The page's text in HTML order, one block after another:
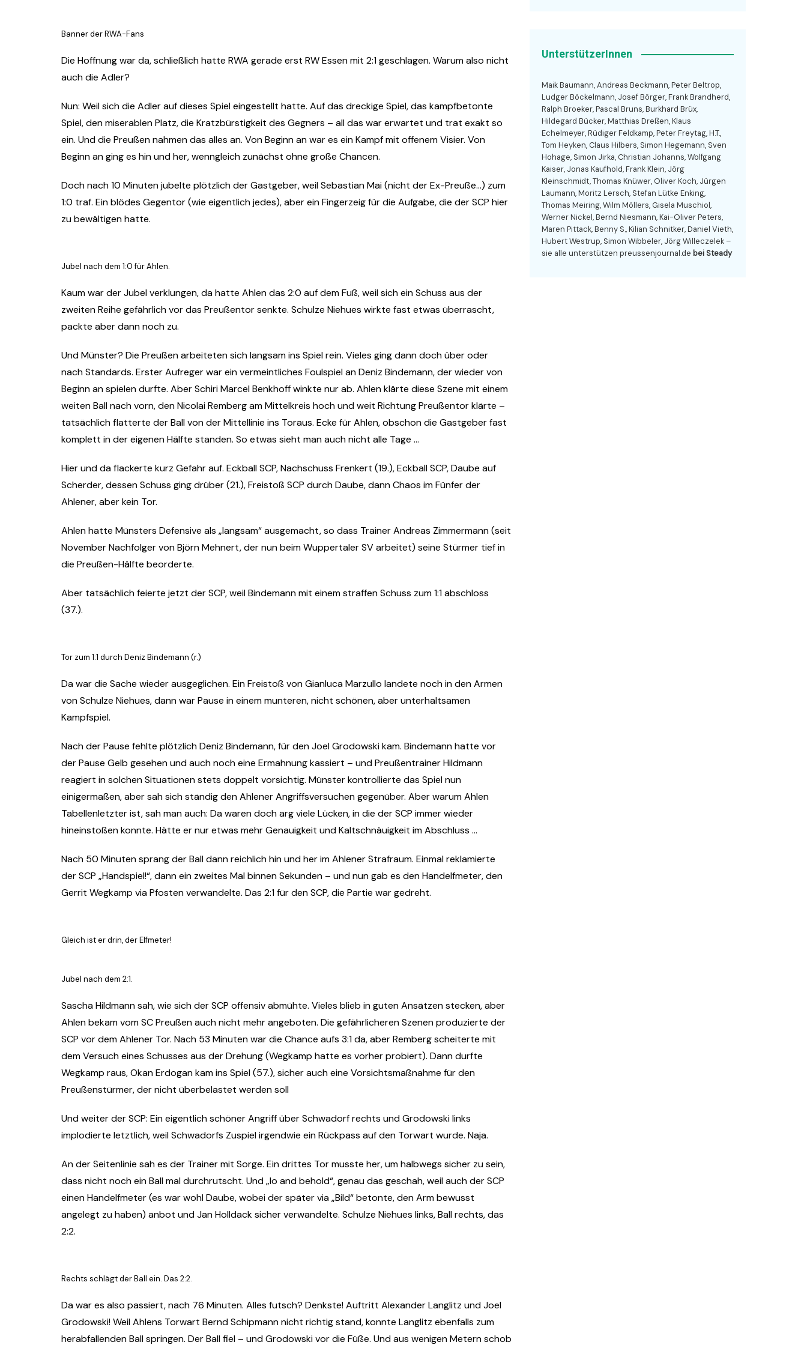
Banner der RWA-Fans
Die Hoffnung war da, schließlich hatte RWA gerade erst RW Essen mit 2:1 geschlagen. Warum also nicht
auch die Adler?
Nun: Weil sich die Adler auf dieses Spiel eingestellt hatte. Auf das dreckige Spiel, das kampfbetonte
Spiel, den miserablen Platz, die Kratzbürstigkeit des Gegners – all das war erwartet und trat exakt so
ein. Und die Preußen nahmen das alles an. Von Beginn an war es ein Kampf mit offenem Visier. Von
Beginn an ging es hin und her, wenngleich zunächst ohne große Chancen.
Doch nach 10 Minuten jubelte plötzlich der Gastgeber, weil Sebastian Mai (nicht der Ex-Preuße…) zum
1:0 traf. Ein blödes Gegentor (wie eigentlich jedes), aber ein Fingerzeig für die Aufgabe, die der SCP hier
zu bewältigen hatte.
Jubel nach dem 1:0 für Ahlen.
Kaum war der Jubel verklungen, da hatte Ahlen das 2:0 auf dem Fuß, weil sich ein Schuss aus der
zweiten Reihe gefährlich vor das Preußentor senkte. Schulze Niehues wirkte fast etwas überrascht,
packte aber dann noch zu.
Und Münster? Die Preußen arbeiteten sich langsam ins Spiel rein. Vieles ging dann doch über oder
nach Standards. Erster Aufreger war ein vermeintliches Foulspiel an Deniz Bindemann, der wieder von
Beginn an spielen durfte. Aber Schiri Marcel Benkhoff winkte nur ab. Ahlen klärte diese Szene mit einem
weiten Ball nach vorn, den Nicolai Remberg am Mittelkreis hoch und weit Richtung Preußentor klärte –
tatsächlich flatterte der Ball von der Mittellinie ins Toraus. Ecke für Ahlen, obschon die Gastgeber fast
komplett in der eigenen Hälfte standen. So etwas sieht man auch nicht alle Tage …
Hier und da flackerte kurz Gefahr auf. Eckball SCP, Nachschuss Frenkert (19.), Eckball SCP, Daube auf
Scherder, dessen Schuss ging drüber (21.), Freistoß SCP durch Daube, dann Chaos im Fünfer der
Ahlener, aber kein Tor.
Ahlen hatte Münsters Defensive als „langsam“ ausgemacht, so dass Trainer Andreas Zimmermann (seit
November Nachfolger von Björn Mehnert, der nun beim Wuppertaler SV arbeitet) seine Stürmer tief in
die Preußen-Hälfte beorderte.
Aber tatsächlich feierte jetzt der SCP, weil Bindemann mit einem straffen Schuss zum 1:1 abschloss
(37.).
Tor zum 1:1 durch Deniz Bindemann (r.)
Da war die Sache wieder ausgeglichen. Ein Freistoß von Gianluca Marzullo landete noch in den Armen
von Schulze Niehues, dann war Pause in einem munteren, nicht schönen, aber unterhaltsamen
Kampfspiel.
Nach der Pause fehlte plötzlich Deniz Bindemann, für den Joel Grodowski kam. Bindemann hatte vor
der Pause Gelb gesehen und auch noch eine Ermahnung kassiert – und Preußentrainer Hildmann
reagiert in solchen Situationen stets doppelt vorsichtig. Münster kontrollierte das Spiel nun
einigermaßen, aber sah sich ständig den Ahlener Angriffsversuchen gegenüber. Aber warum Ahlen
Tabellenletzter ist, sah man auch: Da waren doch arg viele Lücken, in die der SCP immer wieder
hineinstoßen konnte. Hätte er nur etwas mehr Genauigkeit und Kaltschnäuigkeit im Abschluss …
Nach 50 Minuten sprang der Ball dann reichlich hin und her im Ahlener Strafraum. Einmal reklamierte
der SCP „Handspiel!“, dann ein zweites Mal binnen Sekunden – und nun gab es den Handelfmeter, den
Gerrit Wegkamp via Pfosten verwandelte. Das 2:1 für den SCP, die Partie war gedreht.
Gleich ist er drin, der Elfmeter!
Jubel nach dem 2:1.
Sascha Hildmann sah, wie sich der SCP offensiv abmühte. Vieles blieb in guten Ansätzen stecken, aber
Ahlen bekam vom SC Preußen auch nicht mehr angeboten. Die gefährlicheren Szenen produzierte der
SCP vor dem Ahlener Tor. Nach 53 Minuten war die Chance aufs 3:1 da, aber Remberg scheiterte mit
dem Versuch eines Schusses aus der Drehung (Wegkamp hatte es vorher probiert). Dann durfte
Wegkamp raus, Okan Erdogan kam ins Spiel (57.), sicher auch eine Vorsichtsmaßnahme für den
Preußenstürmer, der nicht überbelastet werden soll
Und weiter der SCP: Ein eigentlich schöner Angriff über Schwadorf rechts und Grodowski links
implodierte letztlich, weil Schwadorfs Zuspiel irgendwie ein Rückpass auf den Torwart wurde. Naja.
An der Seitenlinie sah es der Trainer mit Sorge. Ein drittes Tor musste her, um halbwegs sicher zu sein,
dass nicht noch ein Ball mal durchrutscht. Und „lo and behold“, genau das geschah, weil auch der SCP
einen Handelfmeter (es war wohl Daube, wobei der später via „Bild“ betonte, den Arm bewusst
angelegt zu haben) anbot und Jan Holldack sicher verwandelte. Schulze Niehues links, Ball rechts, das
2:2.
Rechts schlägt der Ball ein. Das 2:2.
Da war es also passiert, nach 76 Minuten. Alles futsch? Denkste! Auftritt Alexander Langlitz und Joel
Grodowski! Weil Ahlens Torwart Bernd Schipmann nicht richtig stand, konnte Langlitz ebenfalls zum
herabfallenden Ball springen. Der Ball fiel – und Grodowski vor die Füße. Und aus wenigen Metern schob
UnterstützerInnen
Maik Baumann, Andreas Beckmann, Peter Beltrop,
Ludger Böckelmann, Josef Börger, Frank Brandherd,
Ralph Broeker, Pascal Bruns, Burkhard Brüx,
Hildegard Bücker, Matthias Dreßen, Klaus
Echelmeyer, Rüdiger Feldkamp, Peter Freytag, H.T.,
Tom Heyken, Claus Hilbers, Simon Hegemann, Sven
Hohage, Simon Jirka, Christian Johanns, Wolfgang
Kaiser, Jonas Kaufhold, Frank Klein, Jörg
Kleinschmidt, Thomas Knüwer, Oliver Koch, Jürgen
Laumann, Moritz Lersch, Stefan Lütke Enking,
Thomas Meiring, Wilm Möllers, Gisela Muschiol,
Werner Nickel, Bernd Niesmann, Kai-Oliver Peters,
Maren Pittack, Benny S., Kilian Schnitker, Daniel Vieth,
Hubert Westrup, Simon Wibbeler, Jörg Willeczelek –
sie alle unterstützen preussenjournal.de bei Steady